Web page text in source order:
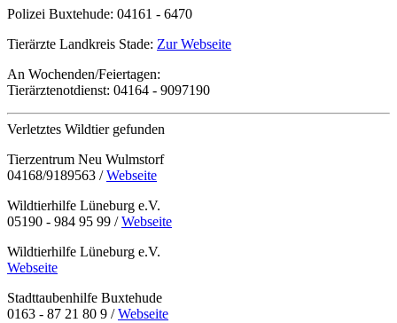
Polizei Buxtehude: 04161 - 6470
Tierärzte Landkreis Stade: Zur Webseite
An Wochenden/Feiertagen:
Tierärztenotdienst: 04164 - 9097190
Verletztes Wildtier gefunden
Tierzentrum Neu Wulmstorf
04168/9189563 /Webseite
Wildtierhilfe Lüneburg e.V.
05190 - 984 95 99 /Webseite
Wildtierhilfe Lüneburg e.V.
Webseite
Stadttaubenhilfe Buxtehude
0163 - 87 21 80 9 /Webseite